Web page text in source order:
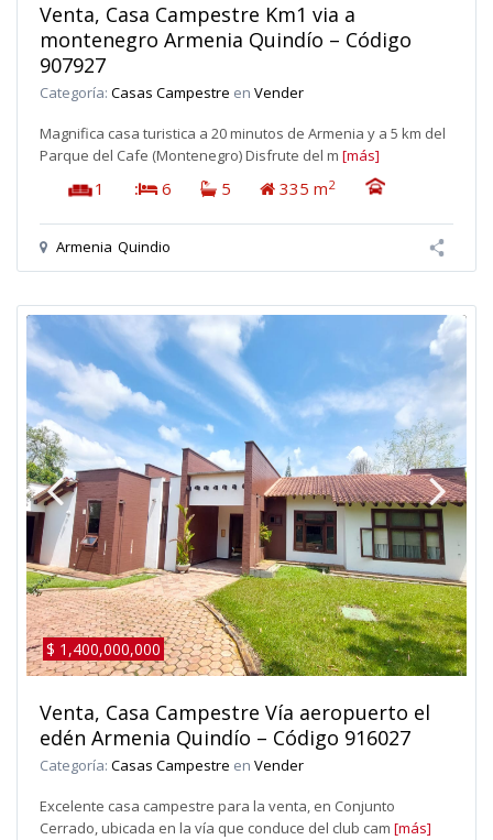
Venta, Casa Campestre Km1 via a
montenegro Armenia Quindío – Código
907927
Categoría: Casas Campestre en Vender
Magnifica casa turistica a 20 minutos de Armenia y a 5 km del
Parque del Cafe (Montenegro) Disfrute del m [más]
1 : 6 5 335 m2
Armenia Quindio
$ 1,400,000,000
Venta, Casa Campestre Vía aeropuerto el
edén Armenia Quindío – Código 916027
Categoría: Casas Campestre en Vender
Excelente casa campestre para la venta, en Conjunto
Cerrado, ubicada en la vía que conduce del club cam [más]